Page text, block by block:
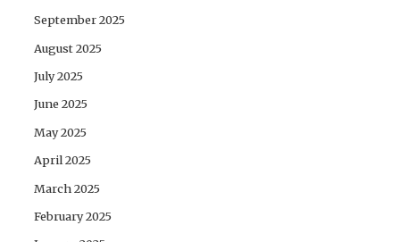
September 2025
August 2025
July 2025
June 2025
May 2025
April 2025
March 2025
February 2025